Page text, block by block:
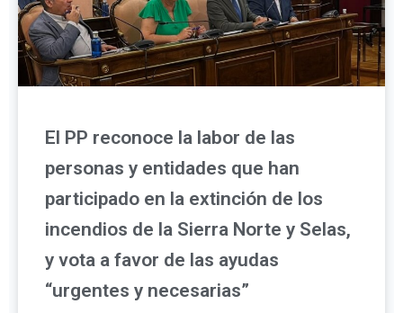
El PP reconoce la labor de las
personas y entidades que han
participado en la extinción de los
incendios de la Sierra Norte y Selas,
y vota a favor de las ayudas
“urgentes y necesarias”